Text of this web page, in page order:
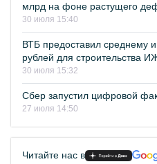
млрд на фоне растущего
30 июля 15:40
ВТБ предоставил среднему
рублей для строительства
30 июля 15:32
Сбер запустил цифровой
27 июля 14:50
Читайте нас в